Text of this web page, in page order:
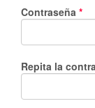
Contraseña *
Repita la